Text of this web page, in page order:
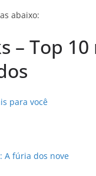
abaixo:
– Top
para você
A fúria dos nove